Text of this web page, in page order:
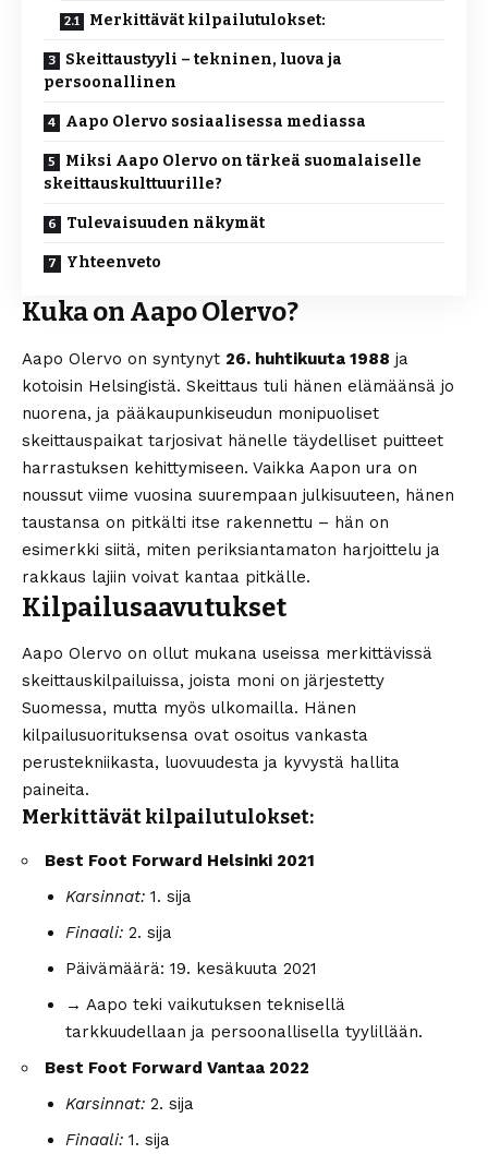
Merkittävät kilpailutulokset:
Skeittaustyyli – tekninen, luova ja
persoonallinen
Aapo Olervo sosiaalisessa mediassa
Miksi Aapo Olervo on tärkeä suomalaiselle
skeittauskulttuurille?
Tulevaisuuden näkymät
Yhteenveto
Kuka on Aapo Olervo?
Aapo Olervo on syntynyt 26. huhtikuuta 1988 ja
kotoisin Helsingistä. Skeittaus tuli hänen elämäänsä jo
nuorena, ja pääkaupunkiseudun monipuoliset
skeittauspaikat tarjosivat hänelle täydelliset puitteet
harrastuksen kehittymiseen. Vaikka Aapon ura on
noussut viime vuosina suurempaan julkisuuteen, hänen
taustansa on pitkälti itse rakennettu – hän on
esimerkki siitä, miten periksiantamaton harjoittelu ja
rakkaus lajiin voivat kantaa pitkälle.
Kilpailusaavutukset
Aapo Olervo on ollut mukana useissa merkittävissä
skeittauskilpailuissa, joista moni on järjestetty
Suomessa, mutta myös ulkomailla. Hänen
kilpailusuorituksensa ovat osoitus vankasta
perustekniikasta, luovuudesta ja kyvystä hallita
paineita.
Merkittävät kilpailutulokset:
Best Foot Forward Helsinki 2021
Karsinnat: 1. sija
Finaali: 2. sija
Päivämäärä: 19. kesäkuuta 2021
→ Aapo teki vaikutuksen teknisellä
tarkkuudellaan ja persoonallisella tyylillään.
Best Foot Forward Vantaa 2022
Karsinnat: 2. sija
Finaali: 1. sija